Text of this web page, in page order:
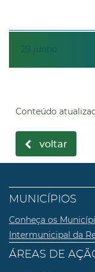
29 junho
Conteúdo
voltar
MUNICÍPIOS
Conheça os
Intermunicipal da
ÁREAS DE